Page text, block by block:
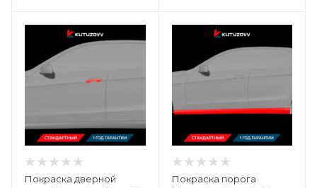
Покраска дверной
Покраска порога